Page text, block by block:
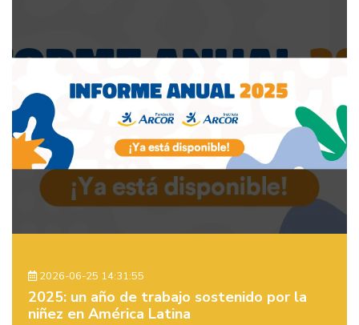
2026-06-25 14:31:55
2025: un año de trabajo sostenido por la
niñez en América Latina